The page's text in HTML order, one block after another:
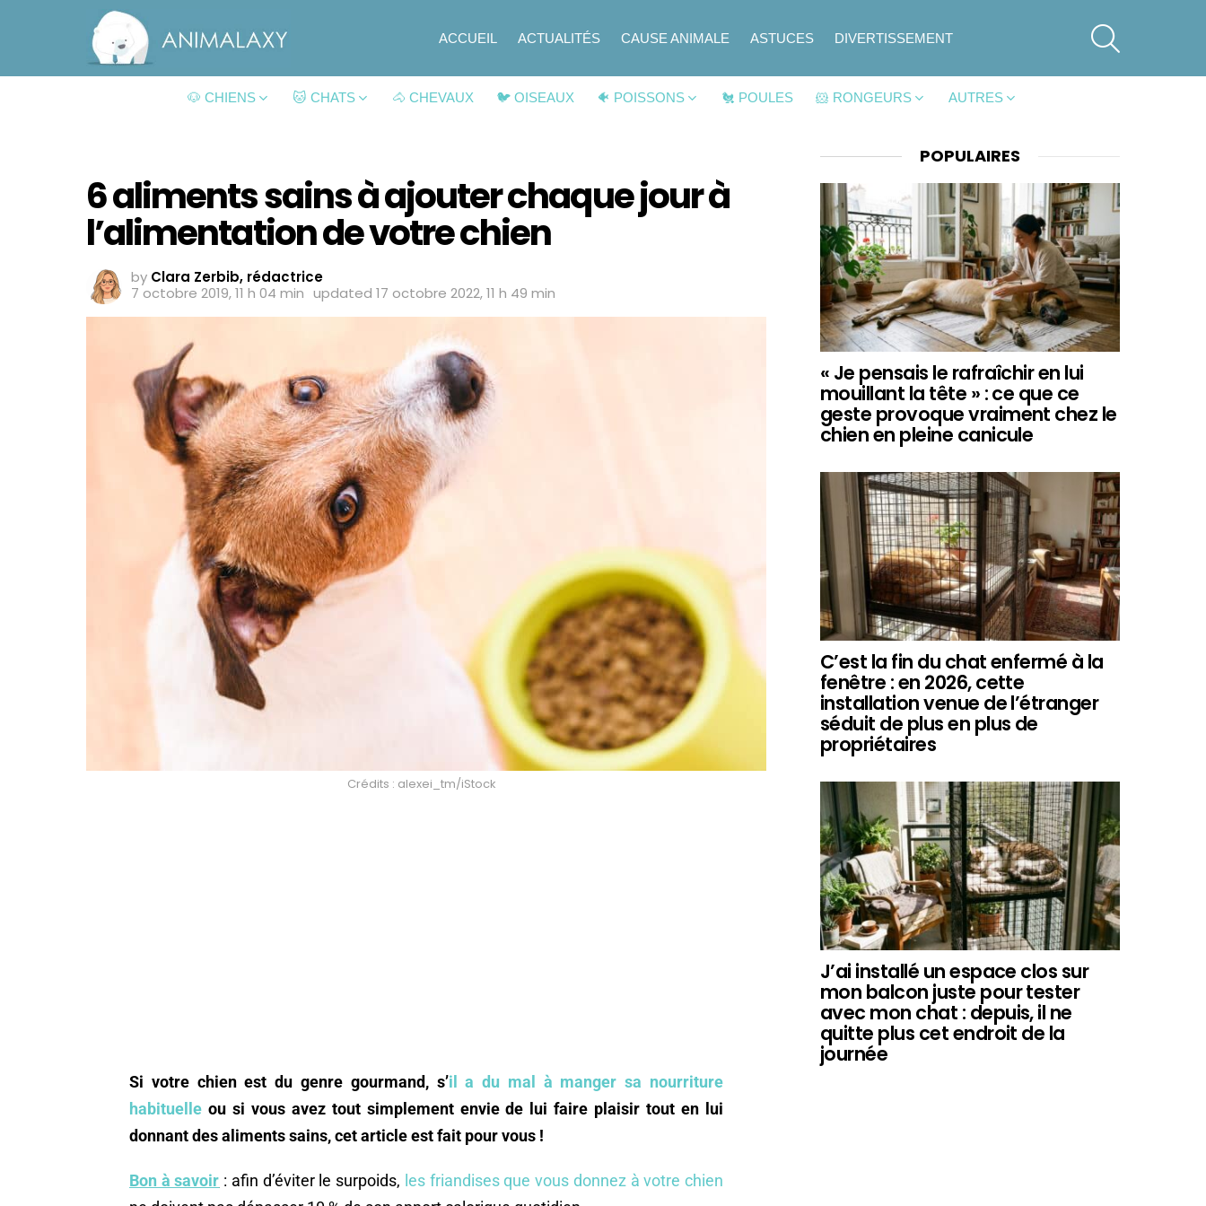
ACCUEIL ACTUALITÉS CAUSE ANIMALE ASTUCES DIVERTISSEMENT
🐶 CHIENS 🐱 CHATS 🐴 CHEVAUX 🐦 OISEAUX 🐠 POISSONS 🐔 POULES 🐹 RONGEURS AUTRES
6 aliments sains à ajouter chaque jour à
l’alimentation de votre chien
by Clara Zerbib, rédactrice
7 octobre 2019, 11 h 04 min updated 17 octobre 2022, 11 h 49 min
Crédits : alexei_tm/iStock
Si votre chien est du genre gourmand, s’il a du mal à manger sa nourriture
habituelle ou si vous avez tout simplement envie de lui faire plaisir tout en lui
donnant des aliments sains, cet article est fait pour vous !
Bon à savoir : afin d’éviter le surpoids, les friandises que vous donnez à votre chien
POPULAIRES
« Je pensais le rafraîchir en lui
mouillant la tête » : ce que ce
geste provoque vraiment chez le
chien en pleine canicule
C’est la fin du chat enfermé à la
fenêtre : en 2026, cette
installation venue de l’étranger
séduit de plus en plus de
propriétaires
J’ai installé un espace clos sur
mon balcon juste pour tester
avec mon chat : depuis, il ne
quitte plus cet endroit de la
journée